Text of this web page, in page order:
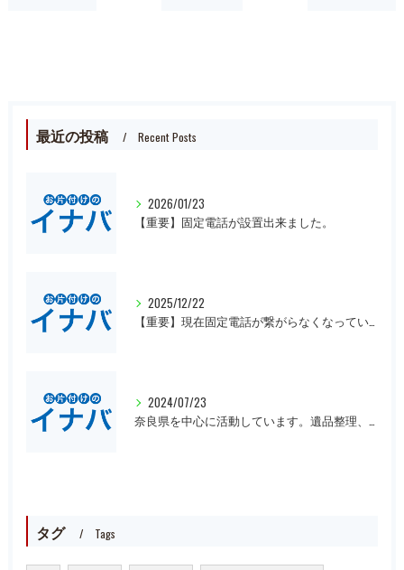
最近の投稿 Recent Posts
2026/01/23
【重要】固定電話が設置出来ました。
2025/12/22
【重要】現在固定電話が繋がらなくなっています。
2024/07/23
奈良県を中心に活動しています。遺品整理、一軒丸ごとの片付け、オフィスや倉庫の処分等、大量にある場合は近県でも回収にお伺いいたします。先ずは無料見積もりをお願いします。
タグ Tags